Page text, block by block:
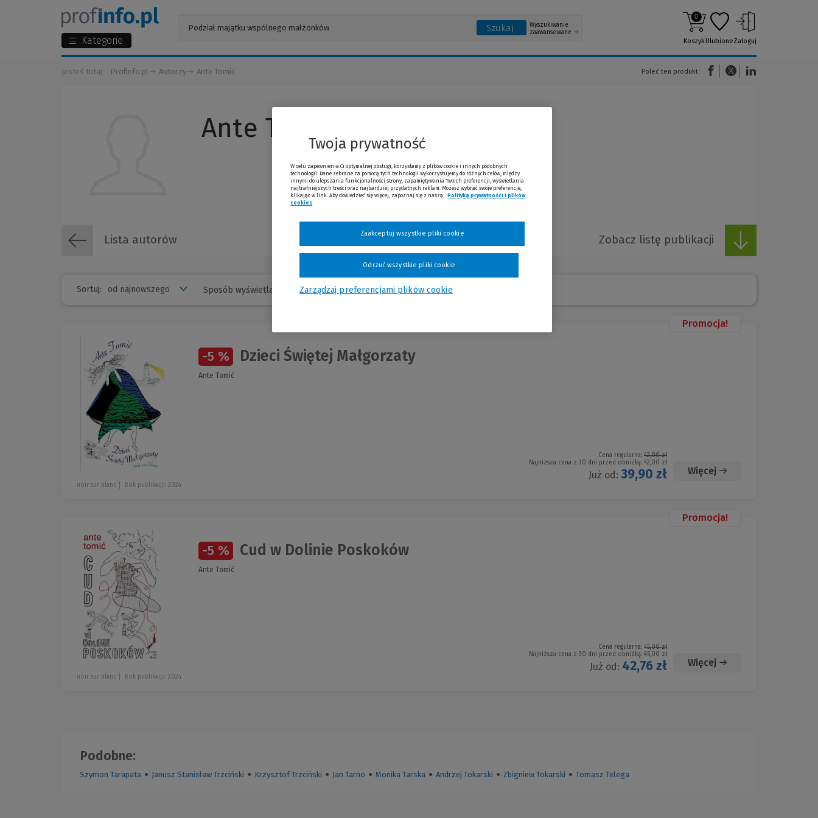
Kategorie
Szukaj
Wyszukiwanie
zaawansowane
0
KoszykUlubioneZaloguj
Jesteś tutaj: Profinfo.pl Autorzy Ante Tomić Poleć ten produkt:
(Nowe okno)(Link do innej strony)
Ante Tomić
Lista autorów Zobacz listę publikacji
Sortuj: Sposób wyświetlania
Promocja!
-5 % Dzieci Świętej Małgorzaty
Ante Tomić
Cena regularna: 42,00 zł
Najniższa cena z 30 dni przed obniżką: 42,00 zł
Już od: 39,90 zł Więcej
noir sur blanc Rok publikacji: 2024
Promocja!
-5 % Cud w Dolinie Poskoków
Ante Tomić
Cena regularna: 45,00 zł
Najniższa cena z 30 dni przed obniżką: 45,00 zł
Już od: 42,76 zł Więcej
noir sur blanc Rok publikacji: 2024
Podobne:
Szymon Tarapata ● Janusz Stanisław Trzciński ● Krzysztof Trzciński ● Jan Tarno ● Monika Tarska ● Andrzej Tokarski ● Zbigniew Tokarski ● Tomasz Telega
Twoja prywatność
W celu zapewnienia Ci optymalnej obsługi, korzystamy z plików cookie i innych podobnych
technologii. Dane zebrane za pomocą tych technologii wykorzystujemy do różnych celów, między
innymi do ulepszania funkcjonalności strony, zapamiętywania Twoich preferencji, wyświetlania
najtrafniejszych treści oraz najbardziej przydatnych reklam. Możesz wybrać swoje preferencje,
klikając w link. Aby dowiedzieć się więcej, zapoznaj się z naszą
Polityką prywatności i plików
cookies
Zarządzaj preferencjami plików cookie
Odrzuć wszystkie pliki cookie
Zaakceptuj wszystkie pliki cookie